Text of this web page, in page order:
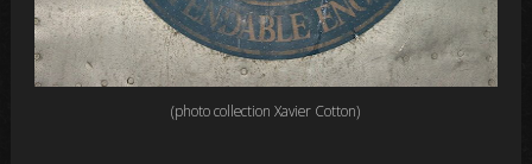
(photo collection Xavier Cotton)